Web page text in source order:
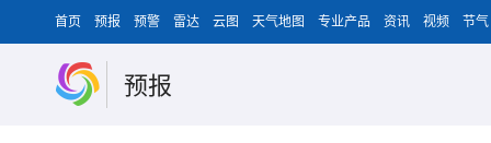
首页 预报 预警 雷达 云图 天气地图 专业产品 资讯 视频 节气
预报